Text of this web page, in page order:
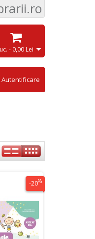
- 0,00 Lei
Autentificare
-20%